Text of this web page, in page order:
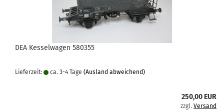
DEA Kesselwagen 580355
Lieferzeit: ca. 3-4 Tage (Ausland abweichend)
250,00 EUR
zzgl. Versand